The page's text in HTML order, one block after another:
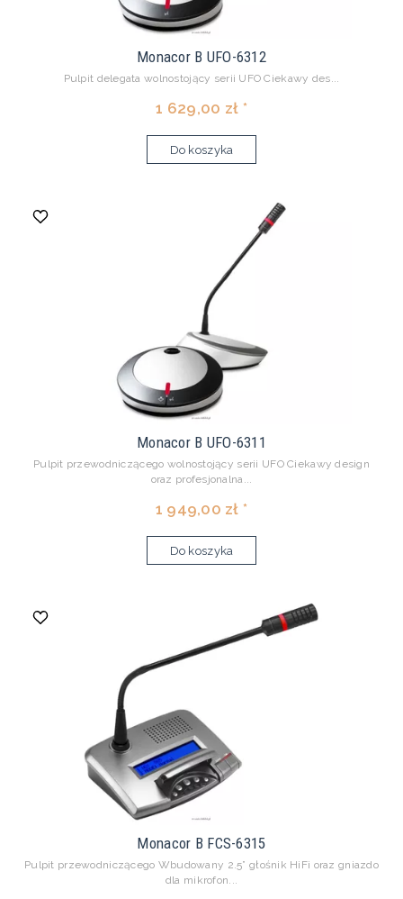
Monacor B UFO-6312
Pulpit delegata wolnostojący serii UFO Ciekawy des...
1 629,00 zł *
Do koszyka
Monacor B UFO-6311
Pulpit przewodniczącego wolnostojący serii UFO Ciekawy design
oraz profesjonalna...
1 949,00 zł *
Do koszyka
Monacor B FCS-6315
Pulpit przewodniczącego Wbudowany 2.5” głośnik HiFi oraz gniazdo
dla mikrofon...